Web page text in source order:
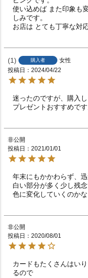
使い込めば また印象も
しみです。
1 購入者
女性
投稿日
2024/04/22
迷ったのですが、購入し
プレゼントおすすめです
非公開
投稿日
2021/01/01
年末にもかかわらず、
白い部分が多く少し残
色に変化していくのかな
非公開
投稿日
2020/08/01
カードもたくさんはい
るので